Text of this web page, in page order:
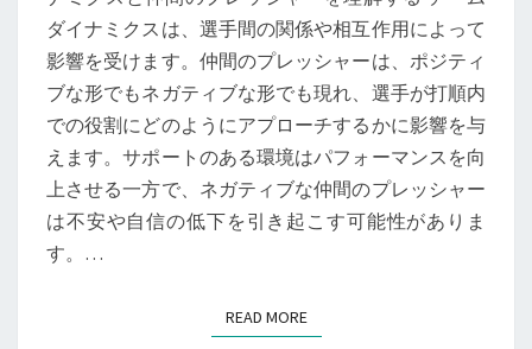
ダイナミクスは、選手間の関係や相互作用によって
影響を受けます。仲間のプレッシャーは、ポジティ
ブな形でもネガティブな形でも現れ、選手が打順内
での役割にどのようにアプローチするかに影響を与
えます。サポートのある環境はパフォーマンスを向
上させる一方で、ネガティブな仲間のプレッシャー
は不安や自信の低下を引き起こす可能性がありま
す。…
READ MOREREAD MORE